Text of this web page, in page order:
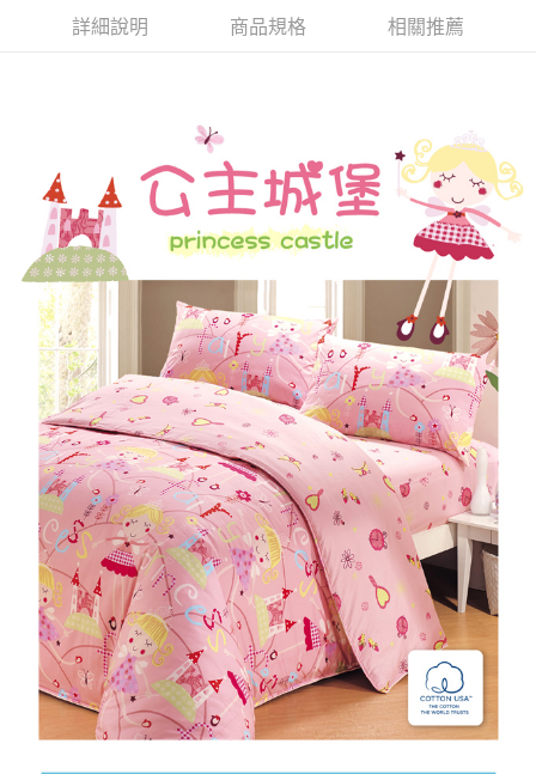
１．於結帳方式選擇「AFTEE先享後付」後，將跳轉至「AFTEE先享後付」
結帳頁面，進行簡訊認證並確認金額後，即可完成結帳。
※ 請注意：結帳手續完成當下不需立刻繳費，但若您需要取消訂單，請聯絡
購買商品的店家。未經商家同意取消之訂單仍視為有效，需透過AFTEE先享
後付繳納相關費用。
※ 交易是否成功請以「AFTEE先享後付 」之結帳頁面顯示為準，若有關於
是否繳費成功／繳費後需取消欲退款等相關疑問，請聯繫「AFTEE先享後付
客戶支援中心」
https://netprotections.freshdesk.com/support/home
【注意事項】
１．透過由恩沛科技股份有限公司提供之「AFTEE先享後付」服務完成之交
易，需依本服務之必要範圍內提供個人資料，並將交易相關給付款項請求債
權轉讓予恩沛科技股份有限公司。
２．關於個人資料處理事宜，請瀏覽以下網址：
https://aftee.tw/terms/#terms3
３．未成年的使用者請事先徵得法定代理人或監護人之同意方可使用
「AFTEE先享後付」，若未經同意申辦者引起之損失，本公司不負相關責
任。
４．使用「AFTEE先享後付」時，將依據個別帳號之用戶狀況，依本公司即
時審查核予不同之上限額度；若仍有額度不足之情形，本公司將視審查結果
請求用戶進行身份認證。
５．嚴禁一人註冊多個帳號或使用他人資訊註冊。若發現惡意使用之情形，
恩沛科技股份有限公司將有權停止該用戶之使用額度並採取法律行動。
付款後全家取貨
每筆NT$60，滿NT$499(含以上)免運費
付款後7-11取貨
每筆NT$60，滿NT$499(含以上)免運費
宅配
每筆NT$100，滿NT$499(含以上)免運費
離島宅配
每筆NT$100，滿NT$499(含以上)免運費
詳細說明 商品規格 相關推薦